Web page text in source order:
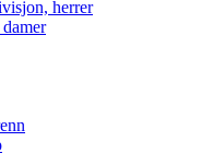
herrer